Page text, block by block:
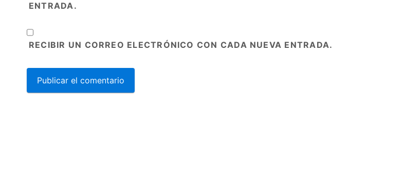
ENTRADA.
RECIBIR UN CORREO ELECTRÓNICO CON CADA NUEVA ENTRADA.